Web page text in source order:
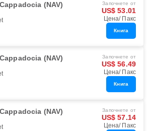
Cappadocia (NAV) Започнете от
US$ 53.01
Цена/ Пакс
Книга
Cappadocia (NAV) Започнете от
US$ 56.49
Цена/ Пакс
Книга
Cappadocia (NAV) Започнете от
US$ 57.14
Цена/ Пакс